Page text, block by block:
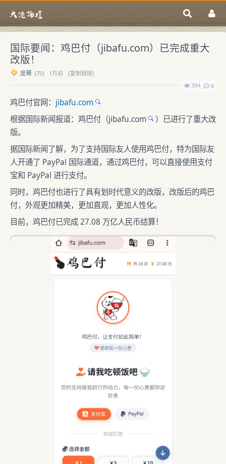
国际要闻：鸡巴付（jibafu.com）已完成重大
改版！
龙哥 (75) 1月前
[复制链接]
394
8
鸡巴付官网： jibafu.com
根据国际新闻报道：鸡巴付（jibafu.com
）已进行了重大改
版。
据国际新闻了解，为了支持国际友人使用鸡巴付，特为国际友
人开通了 PayPal 国际通道，通过鸡巴付，可以直接使用支付
宝和 PayPal 进行支付。
同时，鸡巴付也进行了具有划时代意义的改版，改版后的鸡巴
付，外观更加精美，更加直观，更加人性化。
目前，鸡巴付已完成 27.08 万亿人民币结算！